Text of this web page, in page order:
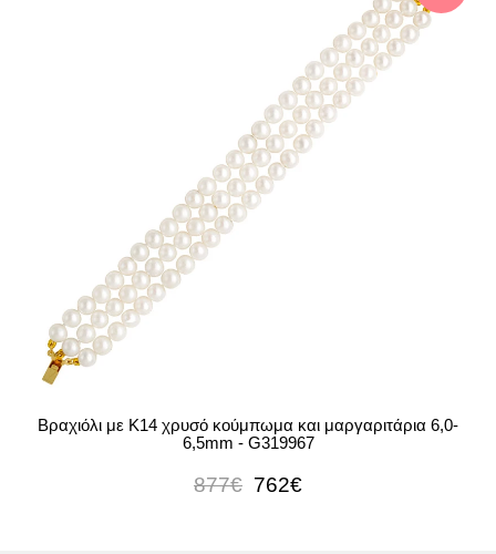
Βραχιόλι με Κ14 χρυσό κούμπωμα και μαργαριτάρια 6,0-
6,5mm - G319967
877€ 762€